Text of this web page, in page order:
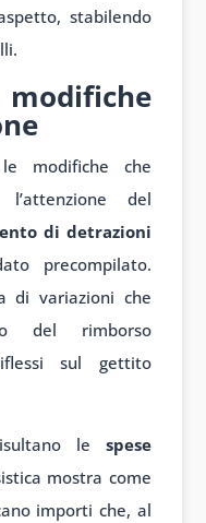
stabilendo
le modifiche che
l’attenzione del
di detrazioni
precompilato.
di variazioni che
del rimborso
sul gettito
le spese
mostra come
importi che, al